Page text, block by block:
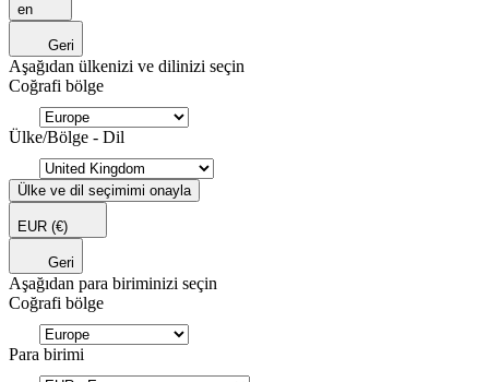
en
Geri
Aşağıdan ülkenizi ve dilinizi seçin
Coğrafi bölge
Ülke/Bölge - Dil
Ülke ve dil seçimimi onayla
EUR (€)
Geri
Aşağıdan para biriminizi seçin
Coğrafi bölge
Para birimi